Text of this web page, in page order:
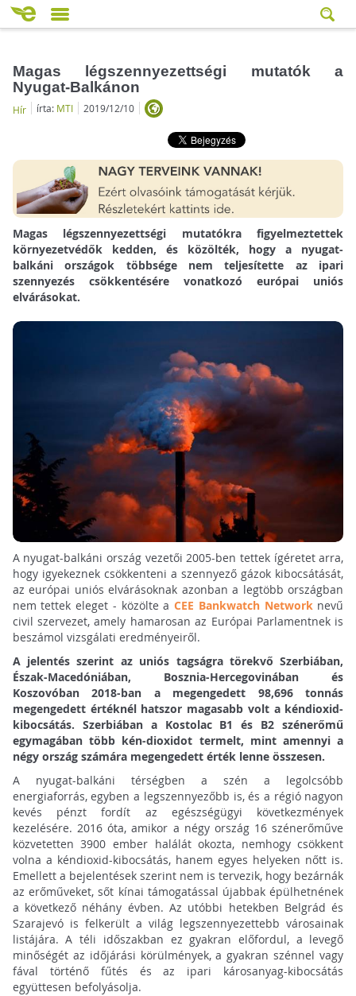
Magas légszennyezettségi mutatók a
Nyugat-Balkánon
Hír írta: MTI 2019/12/10
Magas légszennyezettségi mutatókra figyelmeztettek
környezetvédők kedden, és közölték, hogy a nyugat-
balkáni országok többsége nem teljesítette az ipari
szennyezés csökkentésére vonatkozó európai uniós
elvárásokat.
A nyugat-balkáni ország vezetői 2005-ben tettek ígéretet arra,
hogy igyekeznek csökkenteni a szennyező gázok kibocsátását,
az európai uniós elvárásoknak azonban a legtöbb országban
nem tettek eleget - közölte aCEE Bankwatch Networknevű
civil szervezet, amely hamarosan az Európai Parlamentnek is
beszámol vizsgálati eredményeiről.
A jelentés szerint az uniós tagságra törekvő Szerbiában,
Észak-Macedóniában, Bosznia-Hercegovinában és
Koszovóban 2018-ban a megengedett 98,696 tonnás
megengedett értéknél hatszor magasabb volt a kéndioxid-
kibocsátás. Szerbiában a Kostolac B1 és B2 szénerőmű
egymagában több kén-dioxidot termelt, mint amennyi a
négy ország számára megengedett érték lenne összesen.
A nyugat-balkáni térségben a szén a legolcsóbb
energiaforrás, egyben a legszennyezőbb is, és a régió nagyon
kevés pénzt fordít az egészségügyi következmények
kezelésére. 2016 óta, amikor a négy ország 16 szénerőműve
közvetetten 3900 ember halálát okozta, nemhogy csökkent
volna a kéndioxid-kibocsátás, hanem egyes helyeken nőtt is.
Emellett a bejelentések szerint nem is tervezik, hogy bezárnák
az erőműveket, sőt kínai támogatással újabbak épülhetnének
a következő néhány évben. Az utóbbi hetekben Belgrád és
Szarajevó is felkerült a világ legszennyezettebb városainak
listájára. A téli időszakban ez gyakran előfordul, a levegő
minőségét az időjárási körülmények, a gyakran szénnel vagy
fával történő fűtés és az ipari károsanyag-kibocsátás
együttesen befolyásolja.